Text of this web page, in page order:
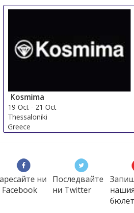
Kosmima
19 Oct - 21 Oct
Thessaloniki
Greece
ни
Последвайте
ни Twitter
нашия